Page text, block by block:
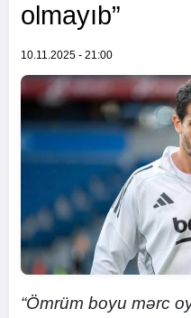
olmayıb”
10.11.2025 - 21:00
“Ömrüm boyu mərc